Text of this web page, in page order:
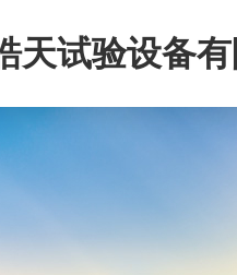
天试验设备